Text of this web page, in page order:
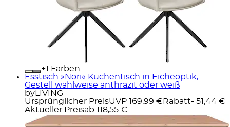
+
Farben
Esstisch »Nori« Küchentisch in Eicheoptik,
Gestell wahlweise anthrazit oder weiß
byLIVING
Ursprünglicher PreisUVP 169,99 € Rabatt- 51,44 €
Aktueller Preisab 118,55 €